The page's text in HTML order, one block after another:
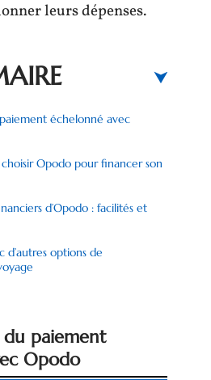
leurs dépenses.
échelonné avec
choisir Opodo pour financer son
d’Opodo : facilités et
d’autres options de
du paiement
Opodo